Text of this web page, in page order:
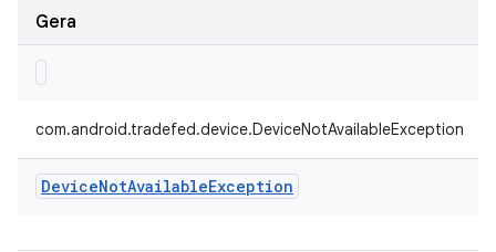
Gera
com.android.tradefed.device.DeviceNotAvailableException
DeviceNotAvailableException